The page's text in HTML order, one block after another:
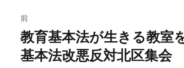
稿
ナ
前
過
去
教育基本法が生きる教
基本法改悪反対北区集会